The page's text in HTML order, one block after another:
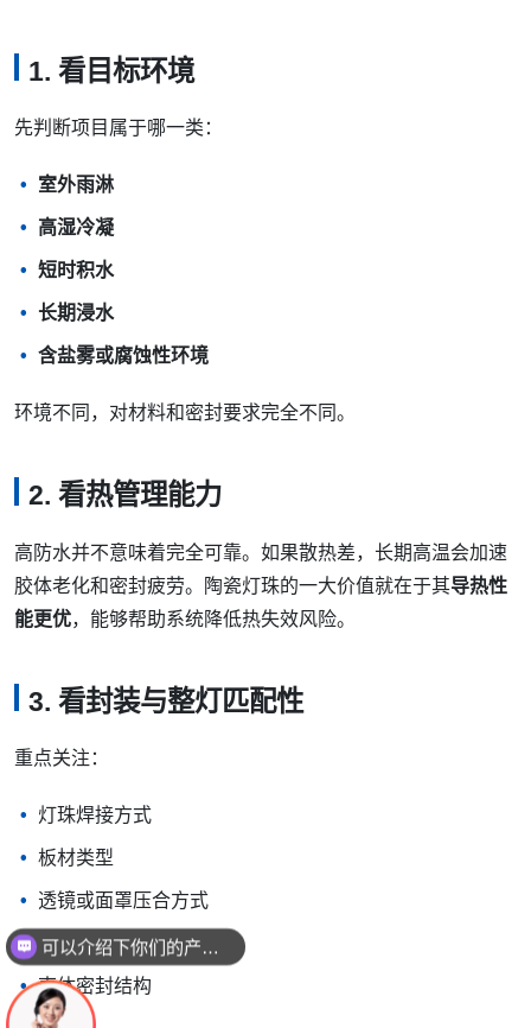
1. 看目标环境
先判断项目属于哪一类：
室外雨淋
高湿冷凝
短时积水
长期浸水
含盐雾或腐蚀性环境
环境不同，对材料和密封要求完全不同。
2. 看热管理能力
高防水并不意味着完全可靠。如果散热差，长期高温会加速
胶体老化和密封疲劳。陶瓷灯珠的一大价值就在于其导热性
能更优，能够帮助系统降低热失效风险。
3. 看封装与整灯匹配性
重点关注：
灯珠焊接方式
板材类型
透镜或面罩压合方式
灌封胶兼容性
壳体密封结构
可以介绍下你们的产品么